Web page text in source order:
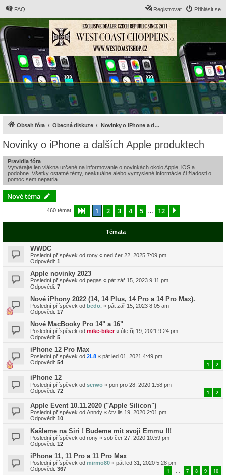
FAQ Přihlásit se
Registrovat
Obsah fóra Obecná diskuze Novinky o iPhone a dalších Apple produktech
Novinky o iPhone a dalších Apple produktech
Pravidla fóra
Vytvárajte len vlákna určené na informovanie o novinkách okolo Apple, iOS a
podobne. Všetky ostatné témy, neaktuálne alebo vymyslené informácie či žiadosti o
pomoc sem nepatria.
Nové téma
460 témat Stránka z 12
1 2 3 4 5 12
Témata
WWDC
Poslední příspěvek od rony « ned čer 22, 2025 7:09 pm
Odpovědi: 1
Apple novinky 2023
Poslední příspěvek od pegas « pát zář 15, 2023 9:11 pm
Odpovědi: 7
Nové iPhony 2022 (14, 14 Plus, 14 Pro a 14 Pro Max).
Poslední příspěvek od bedo. « pát zář 15, 2023 8:05 am
Odpovědi: 17
Nové MacBooky Pro 14" a 16"
Poslední příspěvek od mike-biker« úte říj 19, 2021 9:24 pm
Odpovědi: 5
iPhone 12 Pro Max
Poslední příspěvek od 2L8 « pát led 01, 2021 4:49 pm
Odpovědi: 54 1 2
iPhone 12
Poslední příspěvek od serwo « pon pro 28, 2020 1:58 pm
Odpovědi: 72 1 2
Apple Event 10.11.2020 ("Apple Silicon")
Poslední příspěvek od Anndy « čtv lis 19, 2020 2:01 pm
Odpovědi: 10
Kašleme na Siri ! Budeme mit svoji Emmu !!!
Poslední příspěvek od rony « sob čer 27, 2020 10:59 pm
Odpovědi: 12
iPhone 11, 11 Pro a 11 Pro Max
Poslední příspěvek od mirmo80 « pát led 31, 2020 5:28 pm
Odpovědi: 367 1 … 7 8 9 10